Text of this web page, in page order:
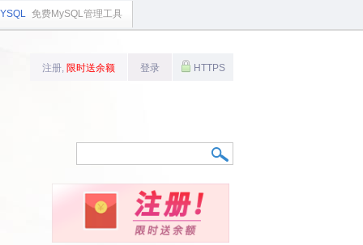
免费MySQL管理工具
注册, 限时送余额 登录 HTTPS